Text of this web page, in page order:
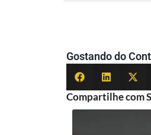
Gostando do
Compartilhe com